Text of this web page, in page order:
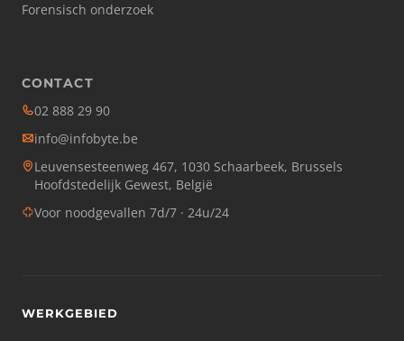
Forensisch onderzoek
CONTACT
02 888 29 90
info@infobyte.be
Leuvensesteenweg 467, 1030 Schaarbeek, Brussels
Hoofdstedelijk Gewest, België
Voor noodgevallen 7d/7 · 24u/24
WERKGEBIED